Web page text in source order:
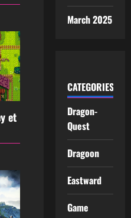
et
March 2025
CATEGORIES
Dragon-
Quest
Dragoon
Eastward
Game